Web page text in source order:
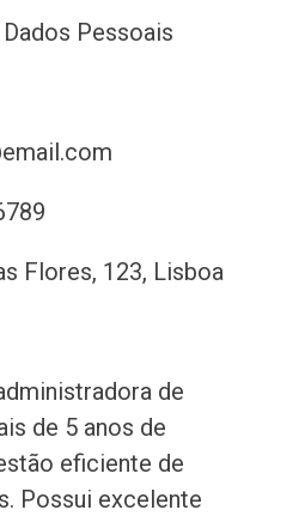
Dados Pessoais
Flores, 123, Lisboa
de
de 5 anos de
eficiente de
Possui excelente